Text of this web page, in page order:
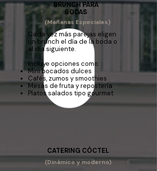
BRUNCH PARA
BODAS
(Mañanas Especiales)
Cada vez más parejas eligen
un brunch el día de la boda o
al día siguiente.
Incluye opciones como:
Mini bocados dulces
Cafés, zumos y smoothies
Mesas de fruta y repostería
Platos salados tipo gourmet
CATERING CÓCTEL
(Dinámico y moderno)